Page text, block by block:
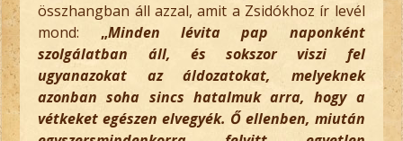
összhangban áll azzal, amit a Zsidókhoz ír levél
mond: „Minden lévita pap naponként
szolgálatban áll, és sokszor viszi fel
ugyanazokat az áldozatokat, melyeknek
azonban soha sincs hatalmuk arra, hogy a
vétkeket egészen elvegyék. Ő ellenben, miután